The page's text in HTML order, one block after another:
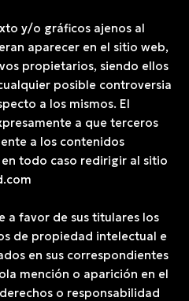
y/o gráficos ajenos al
aparecer en el sitio web,
propietarios, siendo ellos
posible controversia
a los mismos. El
a que terceros
a los contenidos
todo caso redirigir al sitio
a favor de sus titulares los
de propiedad intelectual e
en sus correspondientes
mención o aparición en el
o responsabilidad